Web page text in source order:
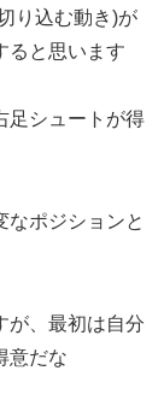
り込む動き)が
ると思います
足シュートが得
なポジションと
が、最初は自分
意だな